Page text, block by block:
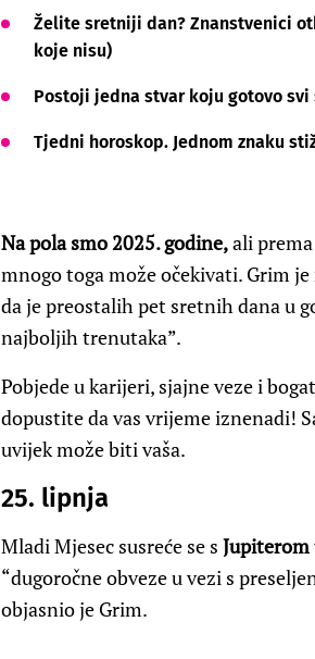
Želite sretniji dan? Znanstvenici
koje nisu)
Postoji jedna stvar koju gotovo
Tjedni horoskop. Jednom znaku
Na pola smo 2025. godine,ali
mnogo toga može očekivati. Grim
da je preostalih pet sretnih dana u
najboljih trenutaka”.
Pobjede u karijeri, sjajne veze i
dopustite da vas vrijeme iznenadi!
uvijek može biti vaša.
25. lipnja
Mladi Mjesec susreće se s Jupiterom
“dugoročne obveze u vezi s
objasnio je Grim.